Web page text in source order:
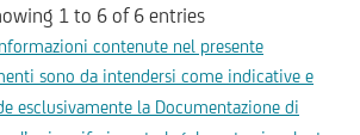
1 to 6 of 6 entries
contenute nel presente
sono da intendersi come indicative e
esclusivamente la Documentazione di